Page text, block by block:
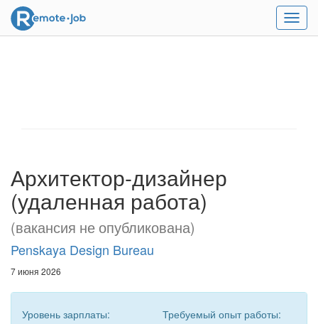
Меню
Архитектор-дизайнер
(удаленная работа)
(вакансия не опубликована)
Penskaya Design Bureau
7 июня 2026
Уровень зарплаты:
Требуемый опыт работы: